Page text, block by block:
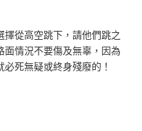
從高空跳下，請他們跳之
情況不要傷及無辜，因為
死無疑或終身殘廢的！